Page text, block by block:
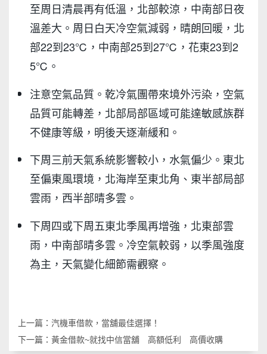
至周日清晨再有低溫，北部較涼，中南部日夜
溫差大。周日白天冷空氣減弱，晴朗回暖，北
部22到23℃，中南部25到27℃，花東23到2
5℃。
注意空氣品質。乾冷氣團帶來境外污染，空氣
品質可能轉差，北部局部區域可能達敏感族群
不健康等級，明後天逐漸緩和。
下周三前天氣系統影響較小，水氣偏少。東北
至偏東風環境，北海岸至東北角、東半部局部
雲雨，西半部晴多雲。
下周四或下周五東北季風再增強，北東部雲
雨，中南部晴多雲。冷空氣較弱，以季風強度
為主，天氣變化細節需觀察。
上一篇： 汽機車借款，當舖最佳選擇！
下一篇： 黃金借款~就找中信當舖 高額低利 高價收購